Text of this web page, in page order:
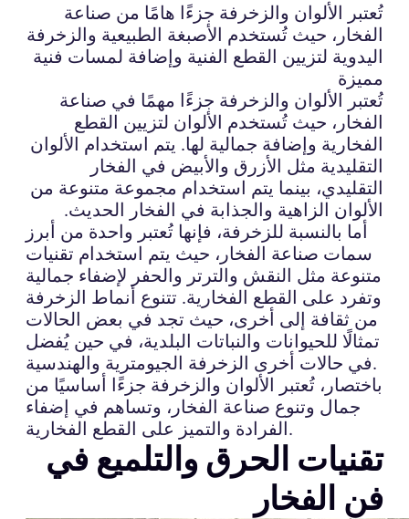
تُعتبر الألوان والزخرفة جزءًا هامًا من صناعة
الفخار، حيث تُستخدم الأصبغة الطبيعية والزخرفة
اليدوية لتزيين القطع الفنية وإضافة لمسات فنية
مميزة
تُعتبر الألوان والزخرفة جزءًا مهمًا في صناعة
الفخار، حيث تُستخدم الألوان لتزيين القطع
الفخارية وإضافة جمالية لها. يتم استخدام الألوان
التقليدية مثل الأزرق والأبيض في الفخار
التقليدي، بينما يتم استخدام مجموعة متنوعة من
الألوان الزاهية والجذابة في الفخار الحديث.
أما بالنسبة للزخرفة، فإنها تُعتبر واحدة من أبرز
سمات صناعة الفخار، حيث يتم استخدام تقنيات
متنوعة مثل النقش والترتر والحفر لإضفاء جمالية
وتفرد على القطع الفخارية. تتنوع أنماط الزخرفة
من ثقافة إلى أخرى، حيث تجد في بعض الحالات
تمثالًا للحيوانات والنباتات البلدية، في حين يُفضل
في حالات أخرى الزخرفة الجيومترية والهندسية.
باختصار، تُعتبر الألوان والزخرفة جزءًا أساسيًا من
جمال وتنوع صناعة الفخار، وتساهم في إضفاء
الفرادة والتميز على القطع الفخارية.
تقنيات الحرق والتلميع في
فن الفخار